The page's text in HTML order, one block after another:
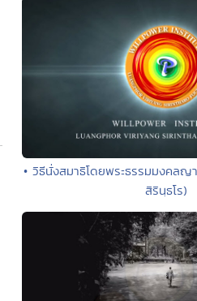
• วิธีนั่งสมาธิโดยพระธรรมมงคล
สิรินฺธโร)